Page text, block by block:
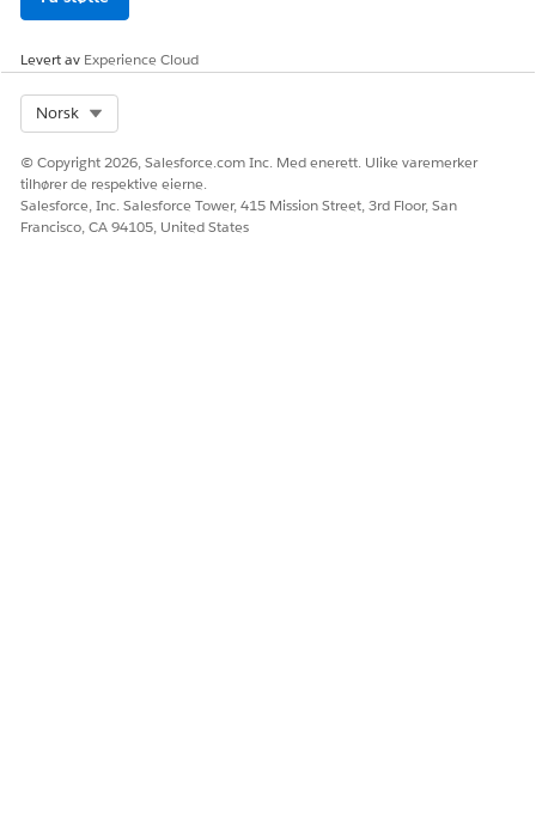
Levert av Experience Cloud
Norsk
© Copyright 2026, Salesforce.com Inc. Med enerett. Ulike varemerker
tilhører de respektive eierne.
Salesforce, Inc. Salesforce Tower, 415 Mission Street, 3rd Floor, San
Francisco, CA 94105, United States